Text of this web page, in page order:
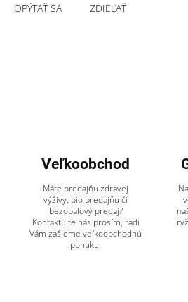
OPÝTAŤ SA ZDIEĽAŤ
Veľkoobchod
Máte predajňu zdravej
výživy, bio predajňu či
bezobalový predaj?
Kontaktujte nás prosím, radi
Vám zašleme veľkoobchodnú
ponuku.